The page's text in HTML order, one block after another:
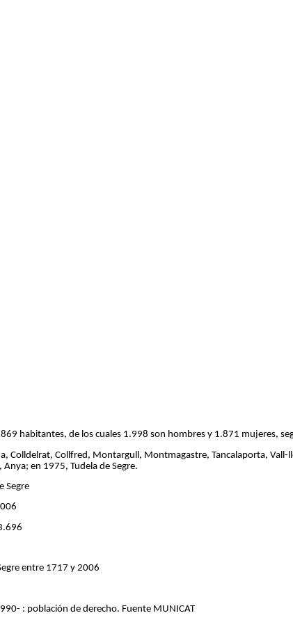
habitantes, de los cuales 1.998 son hombres y 1.871 mujeres,
Colldelrat, Collfred, Montargull, Montmagastre, Tancalaporta, Vall-
en 1975, Tudela de Segre.
Segre
entre 1717 y 2006
: población de derecho. Fuente MUNICAT